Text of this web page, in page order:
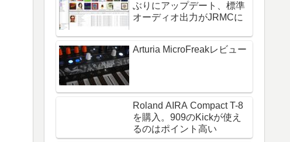
ぶりにアップデート、標準
オーディオ出力がJRMCに
Arturia MicroFreakレビュー
Roland AIRA Compact T-8
を購入。909のKickが使え
るのはポイント高い